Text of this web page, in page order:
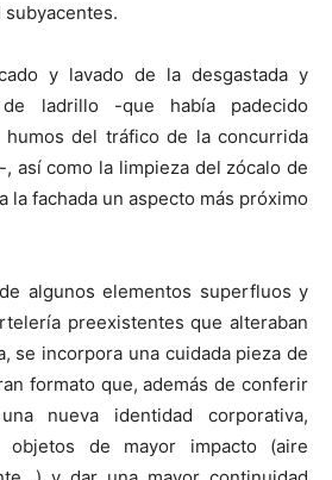
y lavado de la desgastada y
ladrillo -que había padecido
humos del tráfico de la concurrida
así como la limpieza del zócalo de
la fachada un aspecto más próximo
algunos elementos superfluos y
preexistentes que alteraban
se incorpora una cuidada pieza de
formato que, además de conferir
nueva identidad corporativa,
de mayor impacto (aire